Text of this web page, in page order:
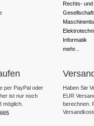
Rechts-
Informatik
mehr...
per PayPal oder
ist nur noch
möglich.
Haben Sie
EUR
berechnen.